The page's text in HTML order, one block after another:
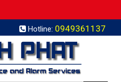
Hotline: 0949361137